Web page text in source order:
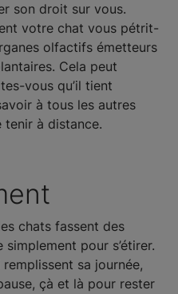
son droit sur vous.
votre chat vous pétrit-
olfactifs émetteurs
Cela peut
vous qu’il tient
à tous les autres
tenir à distance.
chats fassent des
pour s’étirer.
sa journée,
çà et là pour rester